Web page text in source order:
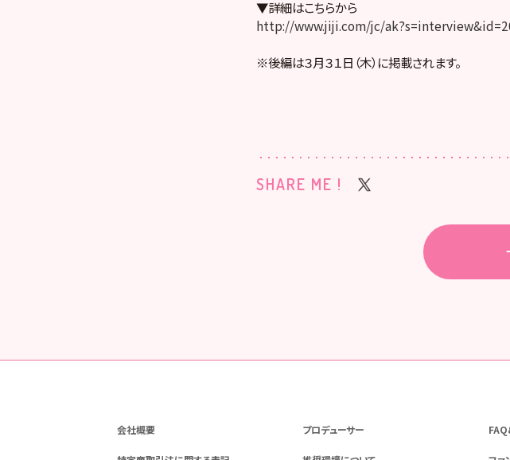
▼詳細はこちらから
http://www.jiji.com/jc/
※後編は３月３１日（木）に掲載されます。
SHARE ME !
会社概要 プロデューサー